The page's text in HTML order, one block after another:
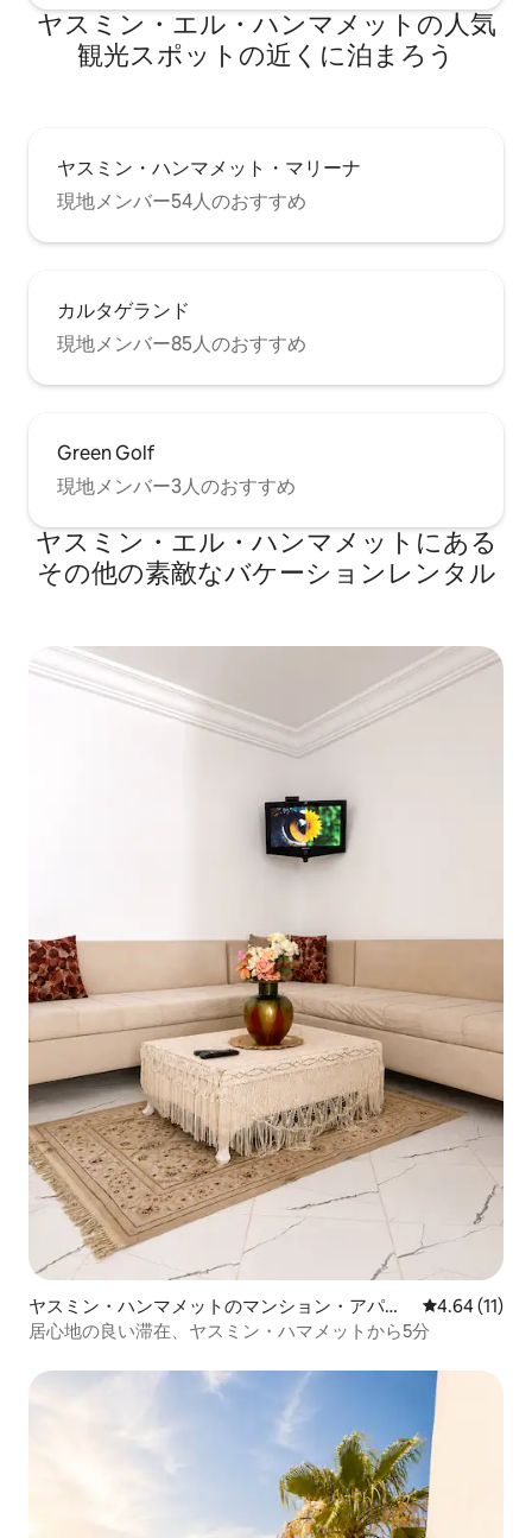
ヤスミン・エル・ハンマメットの人気
観光スポットの近くに泊まろう
ヤスミン・ハンマメット・マリーナ
現地メンバー54人のおすすめ
カルタゲランド
現地メンバー85人のおすすめ
Green Golf
現地メンバー3人のおすすめ
ヤスミン・エル・ハンマメットにある
その他の素敵なバケーションレンタル
ヤスミン・ハンマメットのマンション・アパー
ト
レビュー11
4.64 (11)
居心地の良い滞在、ヤスミン・ハマメットから5分